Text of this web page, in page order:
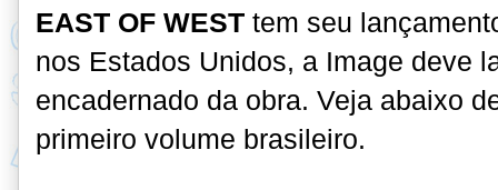
EAST OF WEST tem seu
nos Estados Unidos, a Image deve
encadernado da obra. Veja abaixo
primeiro volume brasileiro.